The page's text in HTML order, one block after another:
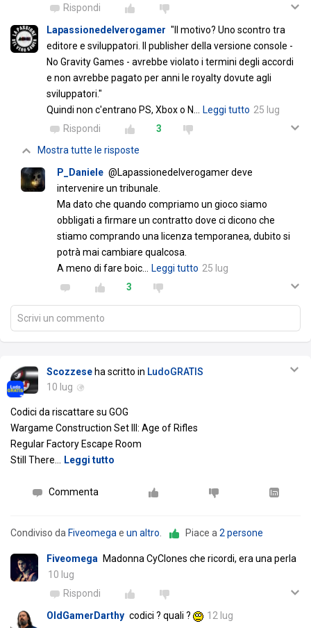
Rispondi
Lapassionedelverogamer "Il motivo? Uno scontro tra
editore e sviluppatori. Il publisher della versione console -
No Gravity Games - avrebbe violato i termini degli accordi
e non avrebbe pagato per anni le royalty dovute agli
sviluppatori."
Quindi non c'entrano PS, Xbox o N… Leggi tutto 25 lug
Rispondi
3
Mostra tutte le risposte
P_Daniele @Lapassionedelverogamer deve
intervenire un tribunale.
Ma dato che quando compriamo un gioco siamo
obbligati a firmare un contratto dove ci dicono che
stiamo comprando una licenza temporanea, dubito si
potrà mai cambiare qualcosa.
A meno di fare boic… Leggi tutto 25 lug
3
Scrivi un commento
Scozzese ha scritto in LudoGRATIS
10 lug
Codici da riscattare su GOG
Wargame Construction Set III: Age of Rifles
Regular Factory Escape Room
Still There… Leggi tutto
Commenta
Condiviso da Fiveomegae un altro. Piace a2 persone
Fiveomega Madonna CyClones che ricordi, era una perla
10 lug
Rispondi
OldGamerDarthy codici ? quali ?
12 lug